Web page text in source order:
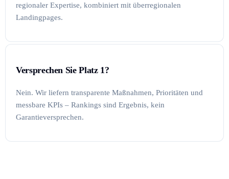
regionaler Expertise, kombiniert mit überregionalen
Landingpages.
Versprechen Sie Platz 1?
Nein. Wir liefern transparente Maßnahmen, Prioritäten und
messbare KPIs – Rankings sind Ergebnis, kein
Garantieversprechen.